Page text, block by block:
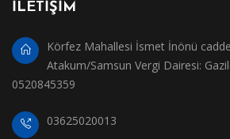
İLETİŞİM
Körfez Mahallesi İsmet İnönü
Atakum/Samsun Vergi Dairesi:
0520845359
03625020013